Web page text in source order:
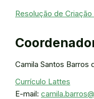
Resolução de
Camila Santos Barros
Currículo Lattes
E-mail: